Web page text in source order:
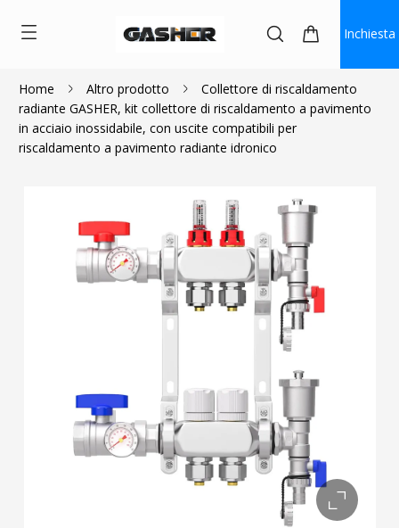
Inchiesta
Home Altro prodotto
Collettore di riscaldamento
radiante GASHER, kit collettore di riscaldamento a pavimento
in acciaio inossidabile, con uscite compatibili per
riscaldamento a pavimento radiante idronico
$99.99